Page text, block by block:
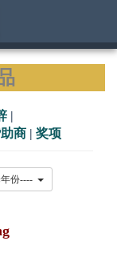
|
商 | 奖项